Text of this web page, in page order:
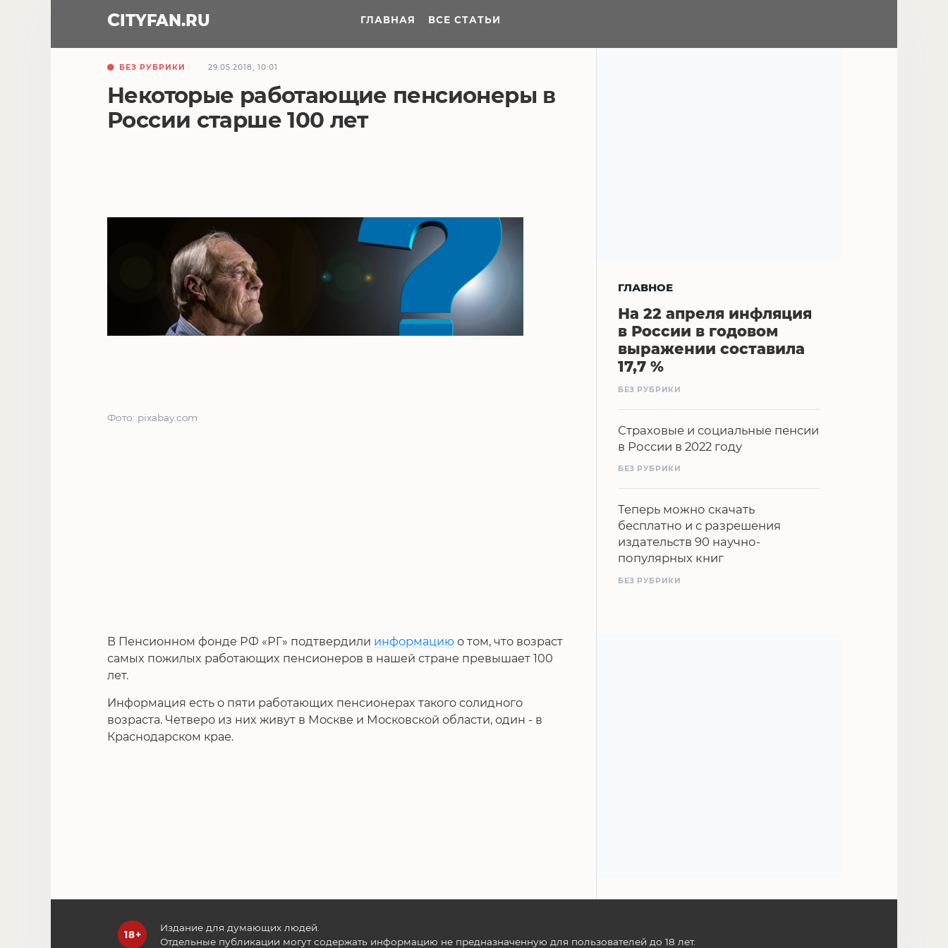
CITYFAN.RU ГЛАВНАЯ ВСЕ СТАТЬИ
БЕЗ РУБРИКИ 29.05.2018, 10:01
Некоторые работающие пенсионеры в
России старше 100 лет
Фото: pixabay.com
В Пенсионном фонде РФ «РГ» подтвердили информацию о том, что возраст
самых пожилых работающих пенсионеров в нашей стране превышает 100
лет.
Информация есть о пяти работающих пенсионерах такого солидного
возраста. Четверо из них живут в Москве и Московской области, один - в
Краснодарском крае.
ГЛАВНОЕ
На 22 апреля инфляция
в России в годовом
выражении составила
17,7 %
БЕЗ РУБРИКИ
Страховые и социальные пенсии
в России в 2022 году
БЕЗ РУБРИКИ
Теперь можно скачать
бесплатно и с разрешения
издательств 90 научно-
популярных книг
БЕЗ РУБРИКИ
Издание для думающих людей.
Отдельные публикации могут содержать информацию не предназначенную для пользователей до 18 лет.